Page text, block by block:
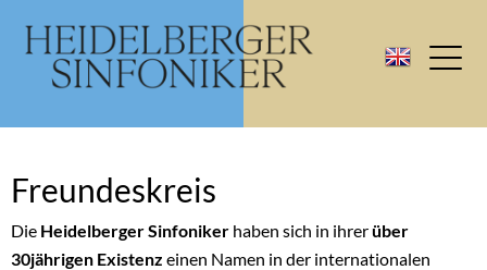
Freundeskreis
Die Heidelberger Sinfoniker haben sich in ihrerüber
30jährigen Existenz einen Namen in der internationalen